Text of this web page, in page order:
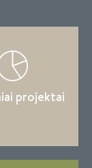
projektai